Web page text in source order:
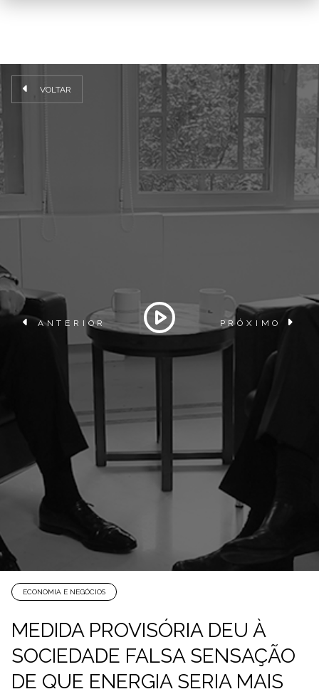
VOLTAR
ANTERIOR PRÓXIMO
ECONOMIA E NEGÓCIOS
MEDIDA PROVISÓRIA DEU À
SOCIEDADE FALSA SENSAÇÃO
DE QUE ENERGIA SERIA MAIS